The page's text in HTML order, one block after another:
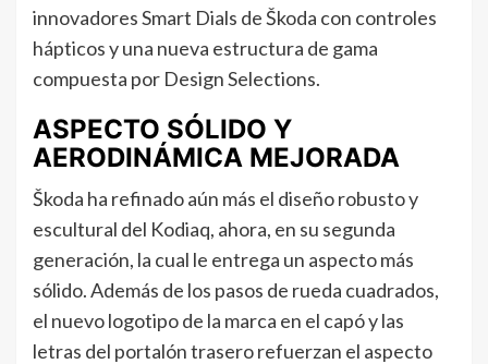
innovadores Smart Dials de Škoda con controles
hápticos y una nueva estructura de gama
compuesta por Design Selections.
ASPECTO SÓLIDO Y
AERODINÁMICA MEJORADA
Škoda ha refinado aún más el diseño robusto y
escultural del Kodiaq, ahora, en su segunda
generación, la cual le entrega un aspecto más
sólido. Además de los pasos de rueda cuadrados,
el nuevo logotipo de la marca en el capó y las
letras del portalón trasero refuerzan el aspecto